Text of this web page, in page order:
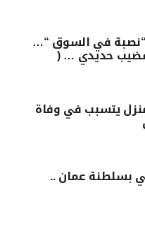
في السوق “…
حديدي … (
يتسبب في وفاة
بسلطنة عمان ..